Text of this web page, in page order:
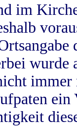
im
wurde